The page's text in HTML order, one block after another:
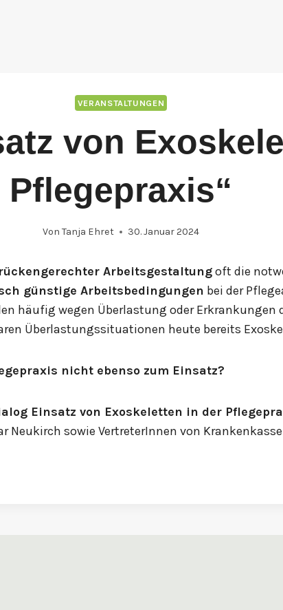
VERANSTALTUNGEN
von
Pflegepraxis“
Von Tanja Ehret 30. Januar 2024
rückengerechter Arbeitsgestaltungoft die
günstige Arbeitsbedingungen bei der
häufig wegen Überlastung oder Erkrankungen
Überlastungssituationen heute bereits
nicht ebenso zum Einsatz?
Einsatz von Exoskeletten in der
Neukirch sowie VertreterInnen von